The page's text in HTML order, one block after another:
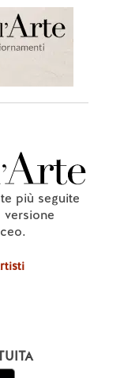
più seguite
versione